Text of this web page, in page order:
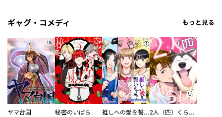
ギャグ・コメディ もっと見る
ヤマ台国 秘密のいばら 推しへの愛を誓いますか？～アラサー女子、推しは逃げぬが人生逃げる～ 2人（匹）くらし。